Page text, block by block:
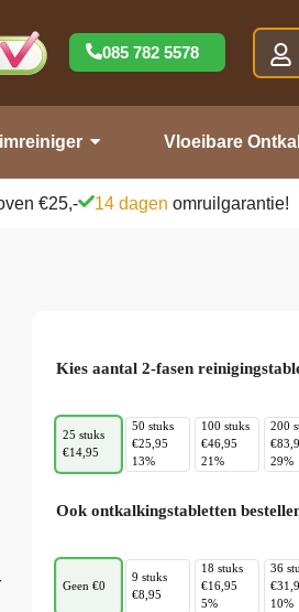
085 782 5578
Vloeibare
€25,- 14 dagen omruilgarantie!
Kies aantal 2-fasen
25 stuks
€14,95
50 stuks
€25,95
13%
100 stuks
€46,95
21%
200
29%
Ook ontkalkingstabletten
Geen €0
9 stuks
€8,95
18 stuks
€16,95
5%
36
10%